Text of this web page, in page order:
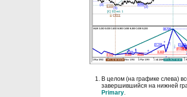
В целом (на графике слева)
завершившийся на нижней
Primary.